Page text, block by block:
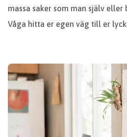
massa saker som man själv eller
Våga hitta er egen väg till er